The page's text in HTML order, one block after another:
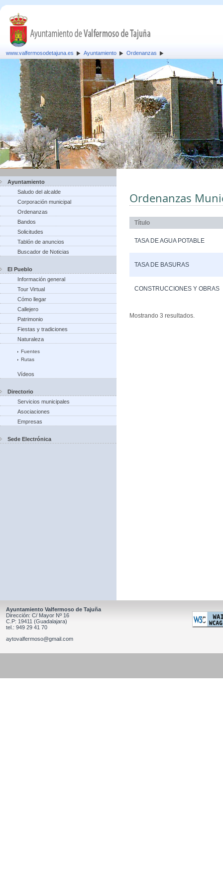
www.valfermosodetajuna.es Ayuntamiento Ordenanzas
Ayuntamiento
Saludo del alcalde
Corporación municipal
Ordenanzas
Bandos
Solicitudes
Tablón de anuncios
Buscador de Noticias
El Pueblo
Información general
Tour Virtual
Cómo llegar
Callejero
Patrimonio
Fiestas y tradiciones
Naturaleza
Fuentes
Rutas
Vídeos
Directorio
Servicios municipales
Asociaciones
Empresas
Sede Electrónica
Ordenanzas
Título
TASA DE AGUA POTABLE
TASA DE BASURAS
CONSTRUCCIONES Y OBRAS
Mostrando 3 resultados.
Ayuntamiento Valfermoso de Tajuña
Dirección: C/ Mayor Nº 16
C.P: 19411 (Guadalajara)
tel.: 949 29 41 70
aytovalfermoso@gmail.com